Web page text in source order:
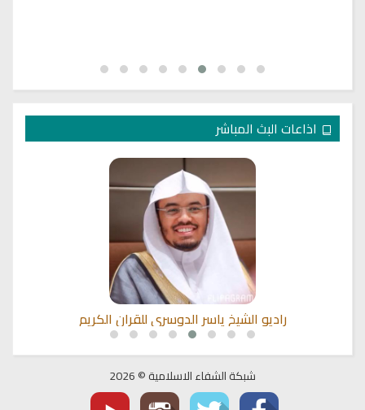
اذاعات البث المباشر
راديو الشيخ ياسر الدوسري للقران الكريم
شبكة الشفاء الاسلامية © 2026